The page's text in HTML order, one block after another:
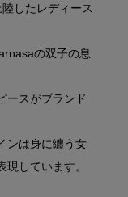
したレディース
の双子の息
ースがブランド
ンは身に纏う女
しています。